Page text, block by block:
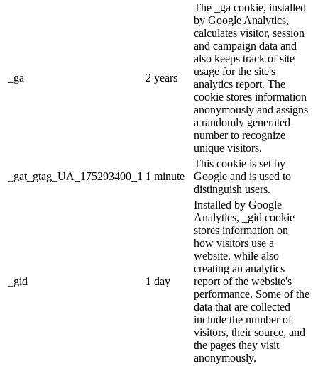
_ga 2 years
The _ga cookie, installed
by Google Analytics,
calculates visitor, session
and campaign data and
also keeps track of site
usage for the site's
analytics report. The
cookie stores information
anonymously and assigns
a randomly generated
number to recognize
unique visitors.
_gat_gtag_UA_175293400_1 1 minute
This cookie is set by
Google and is used to
distinguish users.
_gid 1 day
Installed by Google
Analytics, _gid cookie
stores information on
how visitors use a
website, while also
creating an analytics
report of the website's
performance. Some of the
data that are collected
include the number of
visitors, their source, and
the pages they visit
anonymously.